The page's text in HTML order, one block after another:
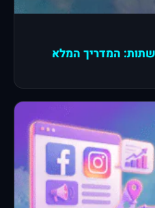
המדריך המלא